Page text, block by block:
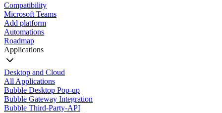
Compatibility
Microsoft Teams
Add platform
Automations
Roadmap
Applications
Desktop and Cloud
All Applications
Bubble Desktop Pop-up
Bubble Gateway Integration
Bubble Third-Party-API